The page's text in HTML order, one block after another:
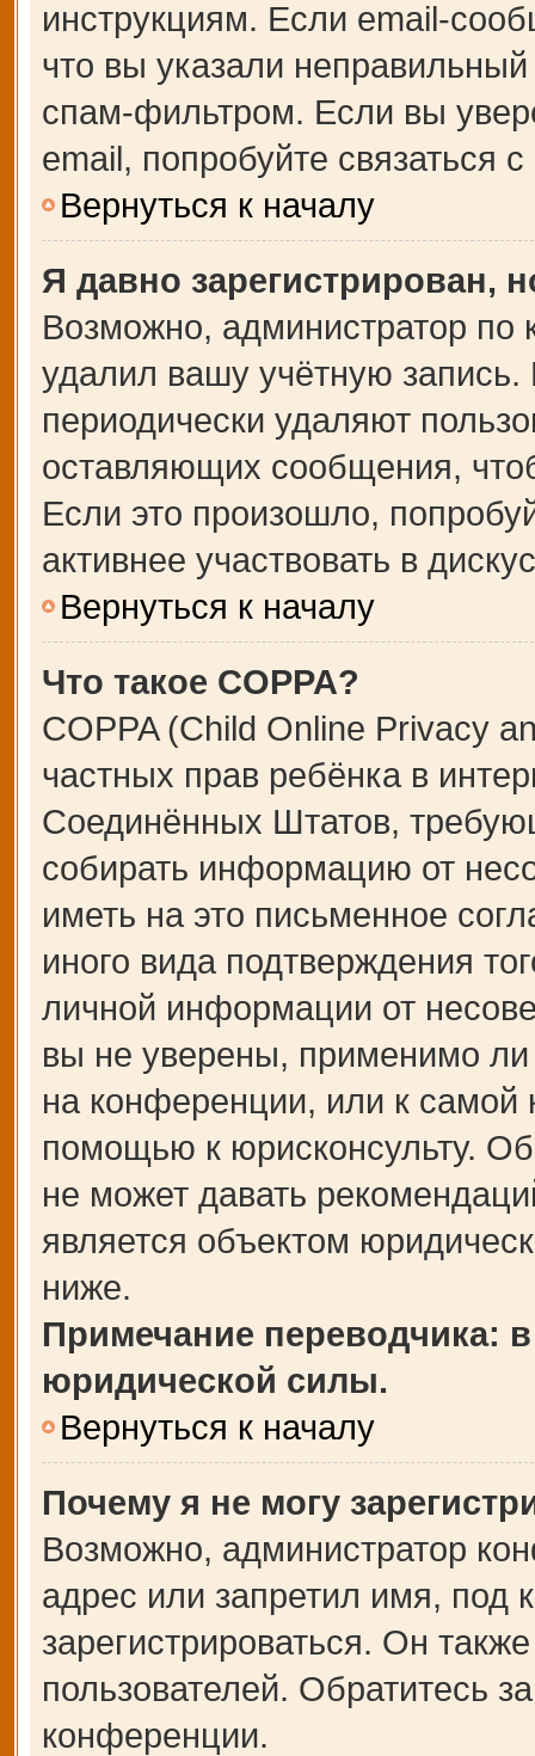
инструкциям. Если email-
что вы указали
спам-фильтром. Если вы
email, попробуйте связаться
Вернуться к началу
Я давно зарегистрирован,
Возможно, администратор по
удалил вашу учётную
периодически удаляют
оставляющих сообщения,
Если это произошло,
активнее участвовать в
Вернуться к началу
Что такое COPPA?
COPPA (Child Online Privacy
частных прав ребёнка в
Соединённых Штатов,
собирать информацию от
иметь на это письменное
иного вида подтверждения
личной информации от
вы не уверены, применимо ли
на конференции, или к самой
помощью к юрисконсульту.
не может давать
является объектом
ниже.
Примечание переводчика:
юридической силы.
Вернуться к началу
Почему я не могу
Возможно, администратор
адрес или запретил имя, под
зарегистрироваться. Он
пользователей. Обратитесь
конференции.